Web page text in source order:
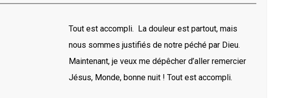
Tout est accompli. La douleur est partout, mais
nous sommes justifiés de notre péché par Dieu.
Maintenant, je veux me dépêcher d’aller remercier
Jésus, Monde, bonne nuit ! Tout est accompli.